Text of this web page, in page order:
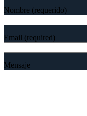
Nombre (requerido)
Email (required)
Mensaje